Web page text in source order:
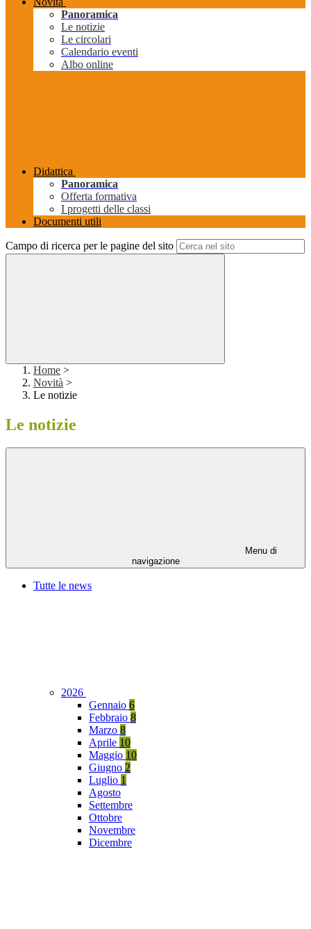
Panoramica
Le notizie
Le circolari
Calendario eventi
Albo online
Didattica
Panoramica
Offerta formativa
I progetti delle classi
Documenti utili
Campo di ricerca per le pagine del sito
Home >
Novità >
Le notizie
Le notizie
Menu di
navigazione
Tutte le news
2026
Gennaio 6
Febbraio 8
Marzo 8
Aprile 10
Maggio 10
Giugno 2
Luglio 1
Agosto
Settembre
Ottobre
Novembre
Dicembre